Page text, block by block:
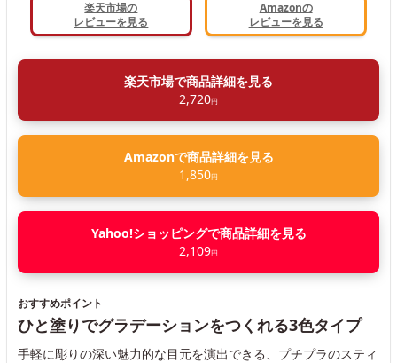
楽天市場の
レビューを見る
Amazonの
レビューを見る
楽天市場で商品詳細を見る
2,720円
Amazonで商品詳細を見る
1,850円
Yahoo!ショッピングで商品詳細を見る
2,109円
おすすめポイント
ひと塗りでグラデーションをつくれる3色タイプ
手軽に彫りの深い魅力的な目元を演出できる、プチプラのスティ